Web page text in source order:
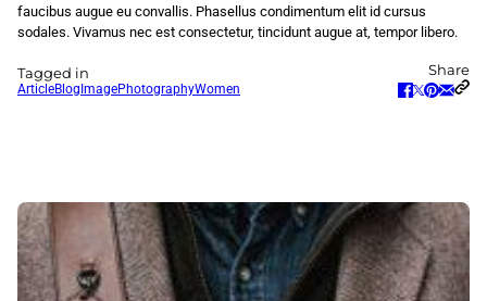
faucibus augue eu convallis. Phasellus condimentum elit id cursus
sodales. Vivamus nec est consectetur, tincidunt augue at, tempor libero.
Tagged in
ArticleBlog ImagePhotographyWomen
Share